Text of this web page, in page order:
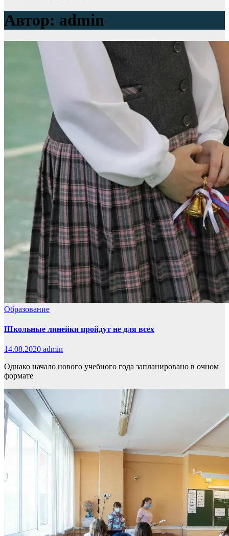
Автор: admin
Образование
Школьные линейки пройдут не для всех
14.08.2020 admin
Однако начало нового учебного года запланировано в очном
формате